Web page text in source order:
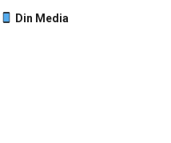
Din Media